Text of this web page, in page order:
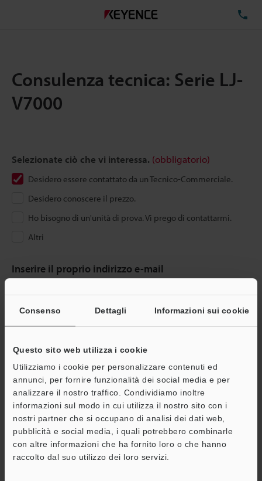
Consenso Dettagli Informazioni sui cookie
Questo sito web utilizza i cookie
Utilizziamo i cookie per personalizzare contenuti ed
annunci, per fornire funzionalità dei social media e per
analizzare il nostro traffico. Condividiamo inoltre
informazioni sul modo in cui utilizza il nostro sito con i
nostri partner che si occupano di analisi dei dati web,
pubblicità e social media, i quali potrebbero combinarle
con altre informazioni che ha fornito loro o che hanno
raccolto dal suo utilizzo dei loro servizi.
Consulenza tecnica: Serie LJ-
V7000
Selezionate ciò che vi interessa. (obbligatorio)
Desidero essere contattato da un Tecnico-Commerciale.
Desidero conoscere il prezzo.
Ho bisogno di un'unità di prova. Vi prego di contattarmi.
Altri
Inserire il proprio indirizzo e-mail
indirizzo e-mail.
Se non è ancora registrato, inserisca il suo indirizzo email qui
sotto e clicchi su "Continua" per completare la registrazione.
Indirizzo e-mail (obbligatorio)
Continua
Privacy garantita al 100% - le informazioni personali non saranno